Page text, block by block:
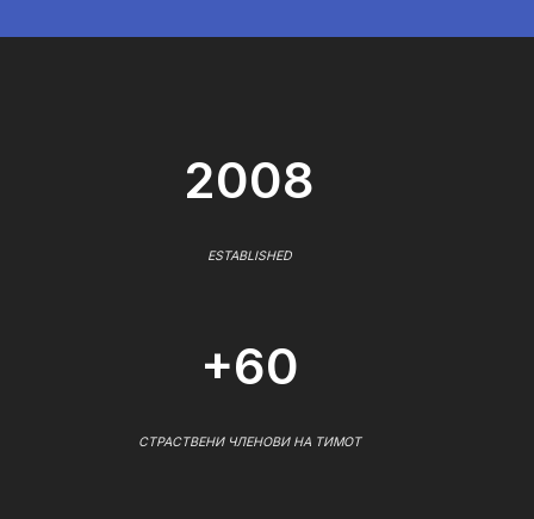
2008
ESTABLISHED
+60
СТРАСТВЕНИ ЧЛЕНОВИ НА ТИМОТ